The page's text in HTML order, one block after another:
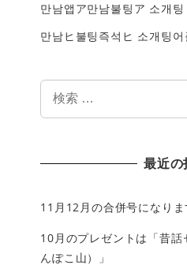
만남앱ア만남불팅ア 소개팅
만남ヒ불팅즉석ヒ 소개팅어
最近の
11月12月の合併号になりま
10月のプレゼントは「昔
んぽこ山）」